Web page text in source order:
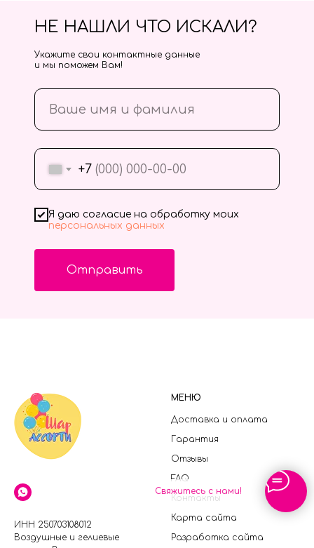
Свяжитесь с нами!
+7
Я даю согласие на обработку моих
персональных данных
Отправить
НЕ НАШЛИ ЧТО ИСКАЛИ?
Укажите свои контактные данные
и мы поможем Вам!
ИНН 250703108012
Воздушные и гелиевые
МЕНЮ
Доставка и оплата
Гарантия
Отзывы
FAQ
Контакты
Карта сайта
Разработка сайта